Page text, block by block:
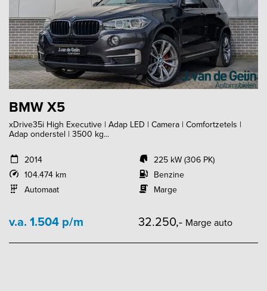
BMW X5
xDrive35i High Executive | Adap LED | Camera | Comfortzetels |
Adap onderstel | 3500 kg...
2014
104.474 km
Automaat
225 kW (306 PK)
Benzine
Marge
v.a. 1.504 p/m 32.250,- Marge auto